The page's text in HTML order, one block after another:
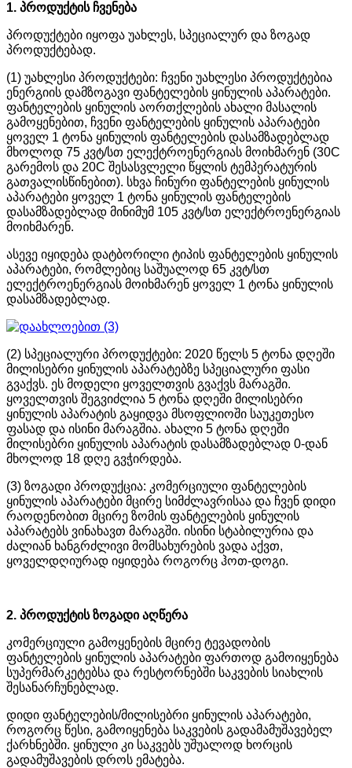
1. პროდუქტის ჩვენება
პროდუქტები იყოფა უახლეს, სპეციალურ და ზოგად
პროდუქტებად.
(1) უახლესი პროდუქტები: ჩვენი უახლესი პროდუქტებია
ენერგიის დამზოგავი ფანტელების ყინულის აპარატები.
ფანტელების ყინულის აორთქლების ახალი მასალის
გამოყენებით, ჩვენი ფანტელების ყინულის აპარატები
ყოველ 1 ტონა ყინულის ფანტელების დასამზადებლად
მხოლოდ 75 კვტ/სთ ელექტროენერგიას მოიხმარენ (30C
გარემოს და 20C შესასვლელი წყლის ტემპერატურის
გათვალისწინებით). სხვა ჩინური ფანტელების ყინულის
აპარატები ყოველ 1 ტონა ყინულის ფანტელების
დასამზადებლად მინიმუმ 105 კვტ/სთ ელექტროენერგიას
მოიხმარენ.
ასევე იყიდება დატბორილი ტიპის ფანტელების ყინულის
აპარატები, რომლებიც საშუალოდ 65 კვტ/სთ
ელექტროენერგიას მოიხმარენ ყოველ 1 ტონა ყინულის
დასამზადებლად.
(2) სპეციალური პროდუქტები: 2020 წელს 5 ტონა დღეში
მილისებრი ყინულის აპარატებზე სპეციალური ფასი
გვაქვს. ეს მოდელი ყოველთვის გვაქვს მარაგში.
ყოველთვის შეგვიძლია 5 ტონა დღეში მილისებრი
ყინულის აპარატის გაყიდვა მსოფლიოში საუკეთესო
ფასად და ისინი მარაგშია. ახალი 5 ტონა დღეში
მილისებრი ყინულის აპარატის დასამზადებლად 0-დან
მხოლოდ 18 დღე გვჭირდება.
(3) ზოგადი პროდუქცია: კომერციული ფანტელების
ყინულის აპარატები მცირე სიმძლავრისაა და ჩვენ დიდი
რაოდენობით მცირე ზომის ფანტელების ყინულის
აპარატებს ვინახავთ მარაგში. ისინი სტაბილურია და
ძალიან ხანგრძლივი მომსახურების ვადა აქვთ,
ყოველდღიურად იყიდება როგორც ჰოთ-დოგი.
2. პროდუქტის ზოგადი აღწერა
კომერციული გამოყენების მცირე ტევადობის
ფანტელების ყინულის აპარატები ფართოდ გამოიყენება
სუპერმარკეტებსა და რესტორნებში საკვების სიახლის
შესანარჩუნებლად.
დიდი ფანტელების/მილისებრი ყინულის აპარატები,
როგორც წესი, გამოიყენება საკვების გადამამუშავებელ
ქარხნებში. ყინული კი საკვებს უშუალოდ ხორცის
გადამუშავების დროს ემატება.